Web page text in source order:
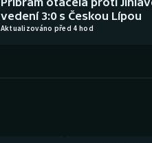
vedení 3:0 s Českou Lípou
Aktualizováno před 4 hod